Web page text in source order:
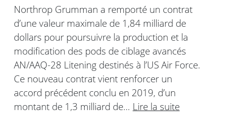
Northrop Grumman a remporté un contrat
d’une valeur maximale de 1,84 milliard de
dollars pour poursuivre la production et la
modification des pods de ciblage avancés
AN/AAQ-28 Litening destinés à l’US Air Force.
Ce nouveau contrat vient renforcer un
accord précédent conclu en 2019, d’un
montant de 1,3 milliard de… Lire la suite